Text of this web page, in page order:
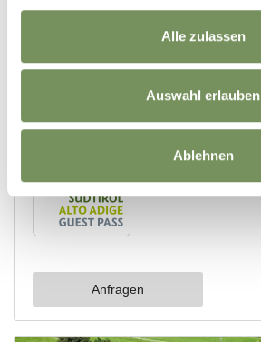
Alle zulassen
Auswahl erlauben
Ablehnen